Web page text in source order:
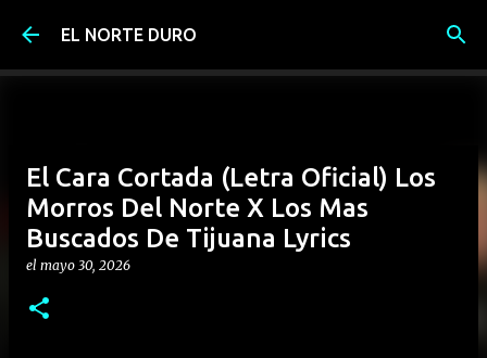
Ir al contenido principal
EL NORTE DURO
El Cara Cortada (Letra Oficial) Los
Morros Del Norte X Los Mas
Buscados De Tijuana Lyrics
el mayo 30, 2026